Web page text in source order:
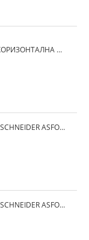
ЕДИНИЧНА РАМКА ХОРИЗОНТАЛНА SCHNEIDER ASFORA EPH5800171 - АНТРАЦИТ
КОНТАКТ ШУКО 16A SCHNEIDER ASFORA EPH2900171 - АНРАЦИТ
КОНТАКТ ШУКО 16A SCHNEIDER ASFORA EPH2900121 - БЯЛ